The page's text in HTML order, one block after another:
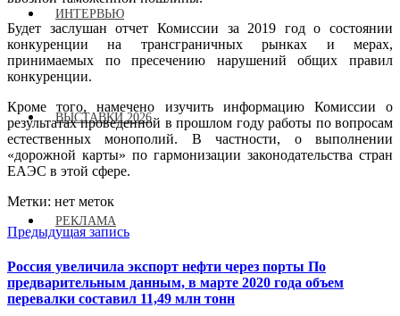
ИНТЕРВЬЮ
ВЫСТАВКИ 2026
РЕКЛАМА
Будет заслушан отчет Комиссии за 2019 год о состоянии
конкуренции на трансграничных рынках и мерах,
принимаемых по пресечению нарушений общих правил
конкуренции.
Кроме того, намечено изучить информацию Комиссии о
результатах проведенной в прошлом году работы по вопросам
естественных монополий. В частности, о выполнении
«дорожной карты» по гармонизации законодательства стран
ЕАЭС в этой сфере.
Метки: нет меток
Предыдущая запись
Россия увеличила экспорт нефти через порты По
предварительным данным, в марте 2020 года объем
перевалки составил 11,49 млн тонн